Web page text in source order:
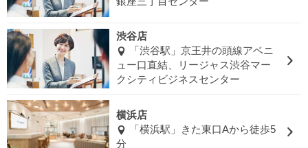
渋谷店
「渋谷駅」京王井の頭線アベニ
ュー口直結、リージャス渋谷マー
クシティビジネスセンター
横浜店
「横浜駅」きた東口Aから徒歩5
分